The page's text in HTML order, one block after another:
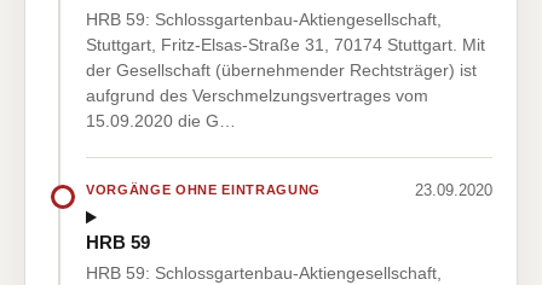
HRB 59: Schlossgartenbau-Aktiengesellschaft,
Stuttgart, Fritz-Elsas-Straße 31, 70174 Stuttgart. Mit
der Gesellschaft (übernehmender Rechtsträger) ist
aufgrund des Verschmelzungsvertrages vom
15.09.2020 die G…
VORGÄNGE OHNE EINTRAGUNG 23.09.2020
HRB 59
HRB 59: Schlossgartenbau-Aktiengesellschaft,